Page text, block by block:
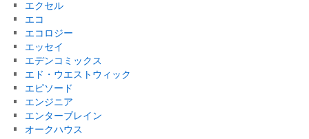
エクセル
エコ
エコロジー
エッセイ
エデンコミックス
エド・ウエストウィック
エピソード
エンジニア
エンターブレイン
オークハウス